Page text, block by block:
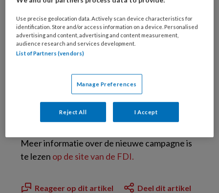
de boodschap over te brengen.
Voor kinderen heeft de FDI een Toothy the
Meer informatie over de nieuwe campagne is
te lezen op de site van de FDI.
Reageer op dit artikel Deel dit artikel
Use precise geolocation data. Actively scan device characteristics for
identification. Store and/or access information on a device. Personalised
advertising and content, advertising and content measurement,
audience research and services development.
List of Partners (vendors)
Manage Preferences
Reject All I Accept